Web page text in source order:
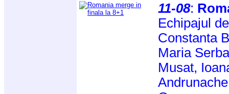
11-08:
Echipajul
Constanta
Maria
Musat,